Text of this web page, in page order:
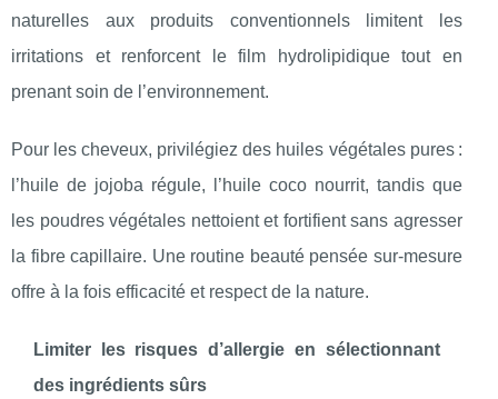
naturelles aux produits conventionnels limitent les
irritations et renforcent le film hydrolipidique tout en
prenant soin de l’environnement.
Pour les cheveux, privilégiez des huiles végétales pures :
l’huile de jojoba régule, l’huile coco nourrit, tandis que
les poudres végétales nettoient et fortifient sans agresser
la fibre capillaire. Une routine beauté pensée sur-mesure
offre à la fois efficacité et respect de la nature.
Limiter les risques d’allergie en sélectionnant
des ingrédients sûrs